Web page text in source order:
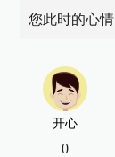
您此时的心情
开心
0